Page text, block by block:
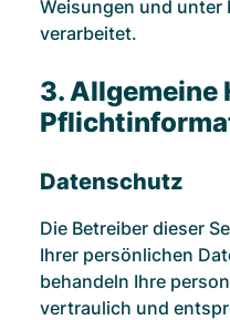
Weisungen und unter
verarbeitet.
3. Allgemeine
Datenschutz
Die Betreiber dieser
Ihrer persönlichen
behandeln Ihre
vertraulich und